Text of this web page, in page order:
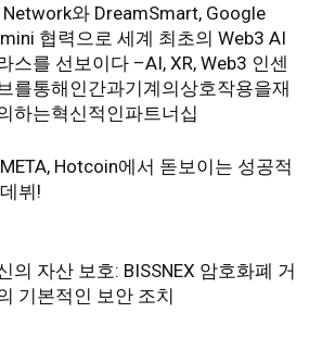
Network와 DreamSmart, Google
협력으로 세계 최초의 Web3 AI
스를 선보이다 –AI, XR, Web3 인센
를통해인간과기계의상호작용을재
하는혁신적인파트너십
Hotcoin에서 돋보이는 성공적
뷔!
의 자산 보호: BISSNEX 암호화폐 거
기본적인 보안 조치